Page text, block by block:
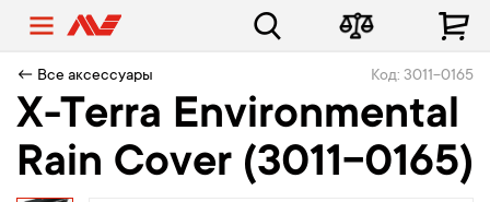
← Все аксессуары Код: 3011-0165
X-Terra Environmental
Rain Cover (3011-0165)